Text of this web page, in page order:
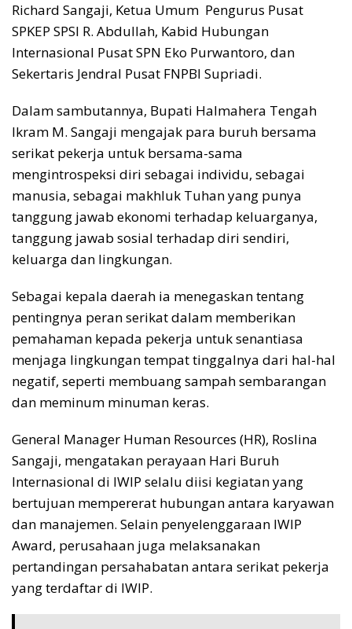
Richard Sangaji, Ketua Umum Pengurus Pusat
SPKEP SPSI R. Abdullah, Kabid Hubungan
Internasional Pusat SPN Eko Purwantoro, dan
Sekertaris Jendral Pusat FNPBI Supriadi.
Dalam sambutannya, Bupati Halmahera Tengah
Ikram M. Sangaji mengajak para buruh bersama
serikat pekerja untuk bersama-sama
mengintrospeksi diri sebagai individu, sebagai
manusia, sebagai makhluk Tuhan yang punya
tanggung jawab ekonomi terhadap keluarganya,
tanggung jawab sosial terhadap diri sendiri,
keluarga dan lingkungan.
Sebagai kepala daerah ia menegaskan tentang
pentingnya peran serikat dalam memberikan
pemahaman kepada pekerja untuk senantiasa
menjaga lingkungan tempat tinggalnya dari hal-hal
negatif, seperti membuang sampah sembarangan
dan meminum minuman keras.
General Manager Human Resources (HR), Roslina
Sangaji, mengatakan perayaan Hari Buruh
Internasional di IWIP selalu diisi kegiatan yang
bertujuan mempererat hubungan antara karyawan
dan manajemen. Selain penyelenggaraan IWIP
Award, perusahaan juga melaksanakan
pertandingan persahabatan antara serikat pekerja
yang terdaftar di IWIP.